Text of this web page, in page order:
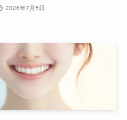
2026年7月5日